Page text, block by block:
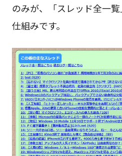
のみが、「スレッド全一
仕組みです。